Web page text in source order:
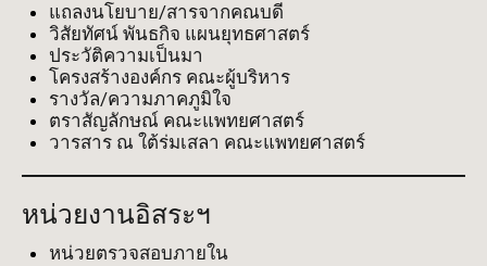
แถลงนโยบาย/สารจากคณบดี
วิสัยทัศน์ พันธกิจ แผนยุทธศาสตร์
ประวัติความเป็นมา
โครงสร้างองค์กร คณะผู้บริหาร
รางวัล/ความภาคภูมิใจ
ตราสัญลักษณ์ คณะแพทยศาสตร์
วารสาร ณ ใต้ร่มเสลา คณะแพทยศาสตร์
หน่วยงานอิสระฯ
หน่วยตรวจสอบภายใน